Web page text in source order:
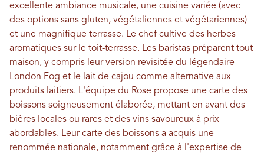
excellente ambiance musicale, une cuisine variée (avec
des options sans gluten, végétaliennes et végétariennes)
et une magnifique terrasse. Le chef cultive des herbes
aromatiques sur le toit-terrasse. Les baristas préparent tout
maison, y compris leur version revisitée du légendaire
London Fog et le lait de cajou comme alternative aux
produits laitiers. L'équipe du Rose propose une carte des
boissons soigneusement élaborée, mettant en avant des
bières locales ou rares et des vins savoureux à prix
abordables. Leur carte des boissons a acquis une
renommée nationale, notamment grâce à l'expertise de